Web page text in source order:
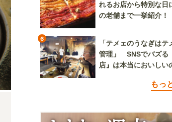
れるお店から特別な日
の老舗まで一挙紹介！
6
「テメェのうなぎはテ
管理」 SNSでバズる
店』は本当においし
もっ